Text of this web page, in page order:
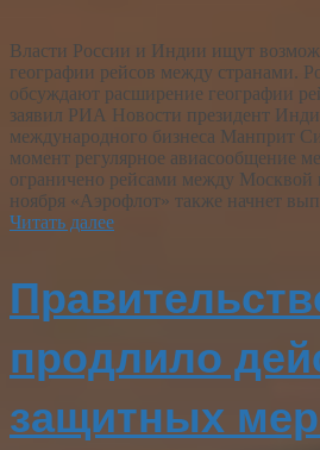
Власти России и Индии ищут
географии рейсов между странами.
обсуждают расширение географии
заявил РИА Новости президент
международного бизнеса Манприт
момент регулярное авиасообщение
ограничено рейсами между
ноября «Аэрофлот» также начнет
Читать далее
продлило
защитных мер